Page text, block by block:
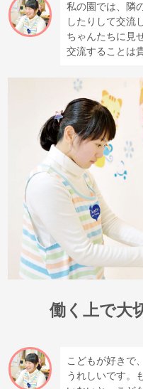
私の園では、隣
したりして交流
ちゃんたちに見
交流することは
働く上で大
こどもが好きで
うれしいです。